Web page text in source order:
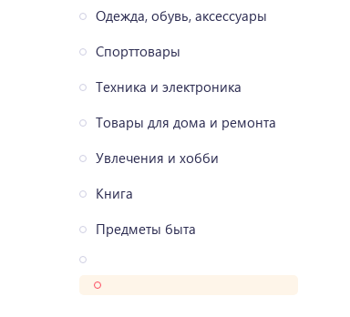
Одежда, обувь, аксессуары
Спорттовары
Техника и электроника
Товары для дома и ремонта
Увлечения и хобби
Книга
Предметы быта